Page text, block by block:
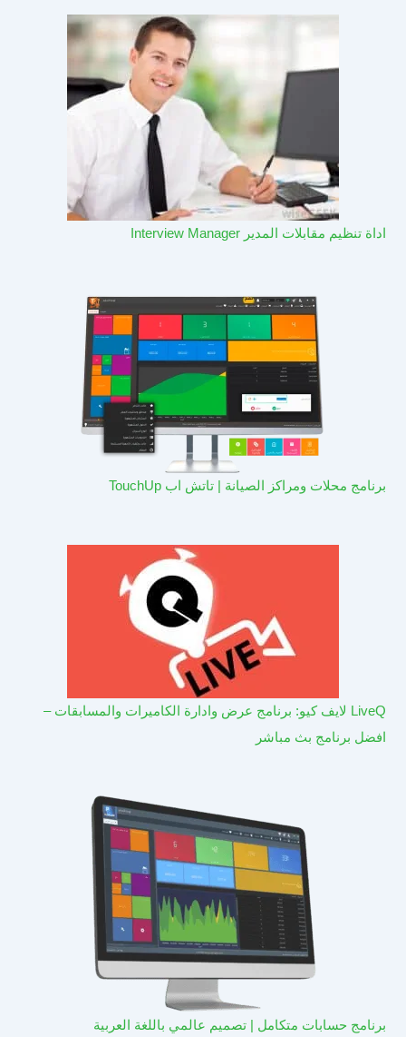
اداة تنظيم مقابلات المدير Interview Manager
برنامج محلات ومراكز الصيانة | تاتش اب TouchUp
LiveQ لايف كيو: برنامج عرض وادارة الكاميرات والمسابقات –
افضل برنامج بث مباشر
برنامج حسابات متكامل | تصميم عالمي باللغة العربية